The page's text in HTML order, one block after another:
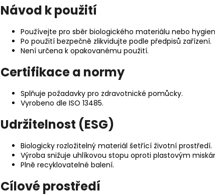
Návod k použití
Používejte pro sběr biologického materiálu nebo
Po použití bezpečně zlikvidujte podle předpisů zařízení.
Není určena k opakovanému použití.
Certifikace a normy
Splňuje požadavky pro zdravotnické pomůcky.
Vyrobeno dle ISO 13485.
Udržitelnost (ESG)
Biologicky rozložitelný materiál šetřící životní prostředí.
Výroba snižuje uhlíkovou stopu oproti plastovým
Plně recyklovatelné balení.
Cílové prostředí